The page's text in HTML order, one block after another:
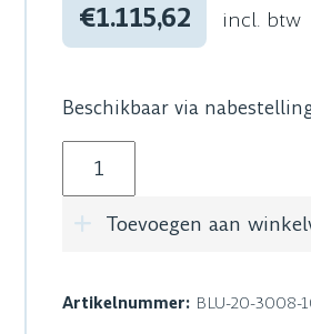
€1.115,62 incl. btw
Beschikbaar via
Bluefin 20-3008-1008
Toevoegen aan
Artikelnummer: BLU-20-3008-